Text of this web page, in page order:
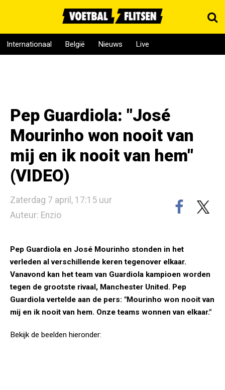
Internationaal België Nieuws Live
Pep Guardiola: "José
Mourinho won nooit van
mij en ik nooit van hem"
(VIDEO)
Zaterdag 7 april, 17:15 uur
Auteur: Enzio
Pep Guardiola en José Mourinho stonden in het
verleden al verschillende keren tegenover elkaar.
Vanavond kan het team van Guardiola kampioen worden
tegen de grootste rivaal, Manchester United. Pep
Guardiola vertelde aan de pers: "Mourinho won nooit van
mij en ik nooit van hem. Onze teams wonnen van elkaar."
Bekijk de beelden hieronder: